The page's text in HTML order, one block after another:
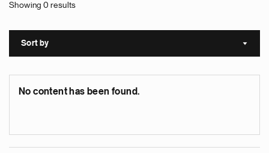
Showing 0 results
Sort by Sort
No content has been found.